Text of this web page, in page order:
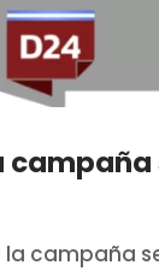
campaña
campaña